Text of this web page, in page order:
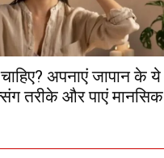
अपनाएं जापान के ये
तरीके और पाएं मानसिक